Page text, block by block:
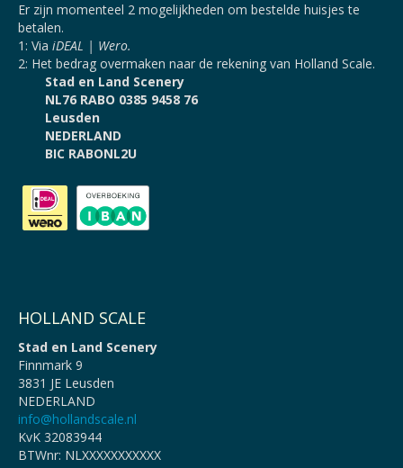
Er zijn momenteel 2 mogelijkheden om bestelde huisjes te
betalen.
1: Via iDEAL | Wero.
2: Het bedrag overmaken naar de rekening van Holland Scale.
Stad en Land Scenery
NL76 RABO 0385 9458 76
Leusden
NEDERLAND
BIC RABONL2U
HOLLAND SCALE
Stad en Land Scenery
Finnmark 9
3831 JE Leusden
NEDERLAND
info@hollandscale.nl
KvK 32083944
BTWnr: NLXXXXXXXXXXX